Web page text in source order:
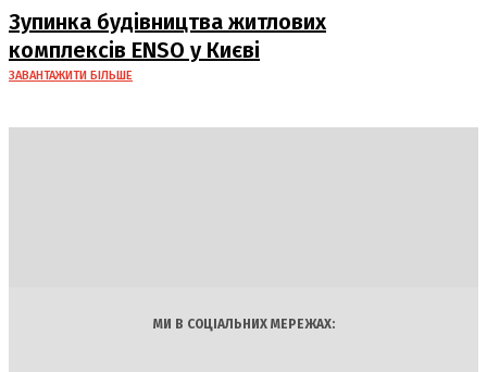
Зупинка будівництва житлових
комплексів ENSO у Києві
ЗАВАНТАЖИТИ БІЛЬШЕ
МИ В СОЦІАЛЬНИХ МЕРЕЖАХ: